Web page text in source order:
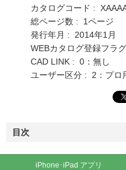
カタログコード :
総ページ数 : 1ページ
発行年月 : 2014年1月
WEBカタログ登録フラ
CAD LINK : 0：無し
ユーザー区分 : 2：プロ
目次
iPhone･iPad アプリ